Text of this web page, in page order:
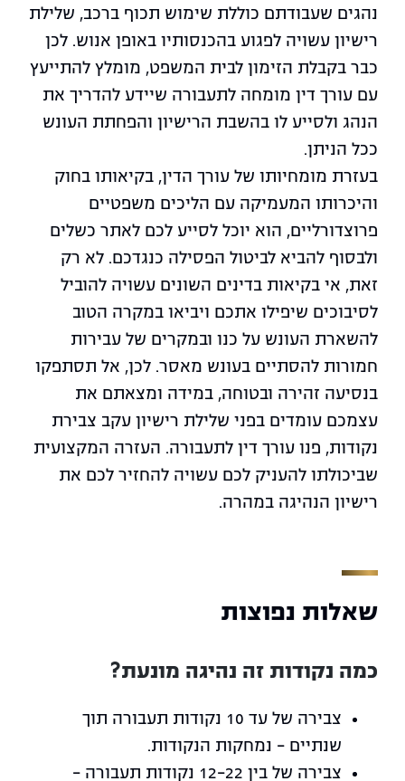
נהגים שעבודתם כוללת שימוש תכוף ברכב, שלילת
רישיון עשויה לפגוע בהכנסותיו באופן אנוש. לכן
כבר בקבלת הזימון לבית המשפט, מומלץ להתייעץ
עם עורך דין מומחה לתעבורה שיידע להדריך את
הנהג ולסייע לו בהשבת הרישיון והפחתת העונש
ככל הניתן.
בעזרת מומחיותו של עורך הדין, בקיאותו בחוק
והיכרותו המעמיקה עם הליכים משפטיים
פרוצדורליים, הוא יוכל לסייע לכם לאתר כשלים
ולבסוף להביא לביטול הפסילה כנגדכם. לא רק
זאת, אי בקיאות בדינים השונים עשויה להוביל
לסיבוכים שיפילו אתכם ויביאו במקרה הטוב
להשארת העונש על כנו ובמקרים של עבירות
חמורות להסתיים בעונש מאסר. לכן, אל תסתפקו
בנסיעה זהירה ובטוחה, במידה ומצאתם את
עצמכם עומדים בפני שלילת רישיון עקב צבירת
נקודות, פנו עורך דין לתעבורה. העזרה המקצועית
שביכולתו להעניק לכם עשויה להחזיר לכם את
רישיון הנהיגה במהרה.
שאלות נפוצות
כמה נקודות זה נהיגה מונעת?
צבירה של עד 10 נקודות תעבורה תוך
שנתיים – נמחקות הנקודות.
צבירה של בין 12-22 נקודות תעבורה –